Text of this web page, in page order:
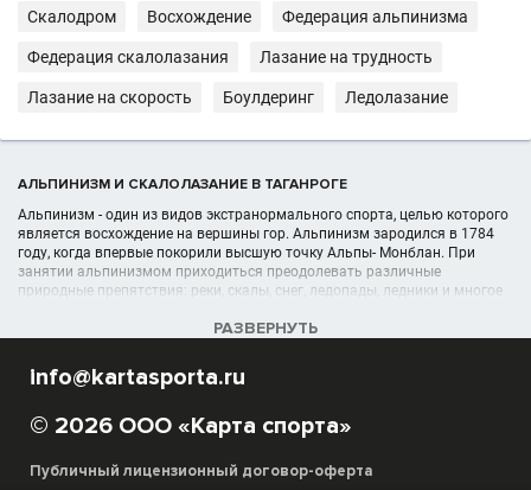
Скалодром Восхождение Федерация альпинизма
Федерация скалолазания Лазание на трудность
Лазание на скорость Боулдеринг Ледолазание
АЛЬПИНИЗМ И СКАЛОЛАЗАНИЕ В ТАГАНРОГЕ
Альпинизм - один из видов экстранормального спорта, целью которого
является восхождение на вершины гор. Альпинизм зародился в 1784
году, когда впервые покорили высшую точку Альпы- Монблан. При
занятии альпинизмом приходиться преодолевать различные
природные препятствия: реки, скалы, снег, ледопады, ледники и многое
СКАЛОЛАЗАНИЕ В ТАГАНРОГЕ
отображён в полном объёме в данном каталоге спортивных
Благодаря сайту Карта Спорта вы можете выбрать под свои
РАЗВЕРНУТЬ
info@kartasporta.ru
© 2026 ООО «Карта спорта»
Публичный лицензионный договор-оферта